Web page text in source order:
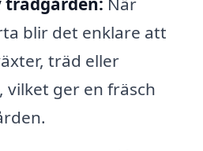
blir det enklare att
träd eller
ger en fräsch